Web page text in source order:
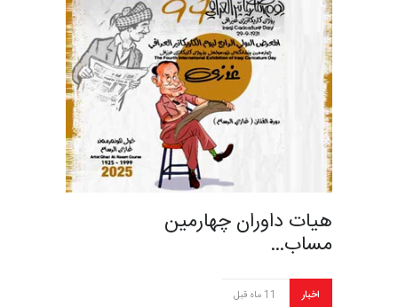
هیات داوران چهارمین
مساب…
اخبار 11 ماه قبل